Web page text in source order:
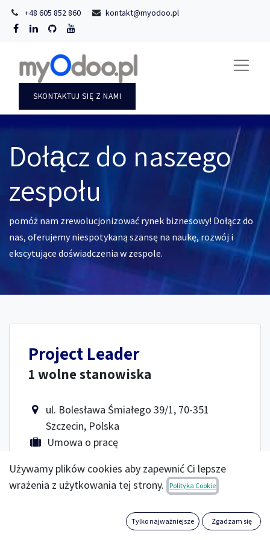
+48 605 852 860 kontakt@myodoo.pl
SKONTAKTUJ SIĘ Z NAMI
Dołącz do naszego
zespołu
pomóż nam zrewolucjonizować rynek biznesowy! Dołącz do
nas, oferujemy niespotykaną szansę na naukę, rozwój i
ekscytujące doświadczenia w zespole.
Project Leader
1 wolne stanowiska
ul. Bolesława Śmiałego 39/1, 70-351
Szczecin, Polska
Umowa o pracę
Junior Python Developer
Używamy plików cookies aby zapewnić Ci lepsze
wrażenia z użytkowania tej strony.
Polityka Cookie
Tylko najważniejsze Zgadzam się